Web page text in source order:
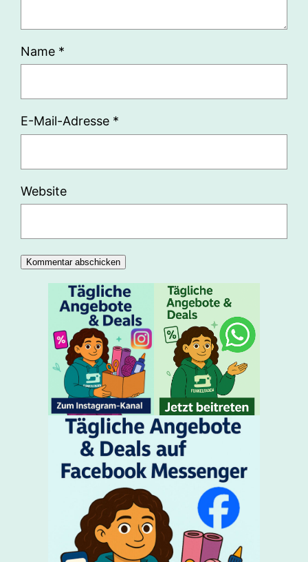
Name *
E-Mail-Adresse *
Website